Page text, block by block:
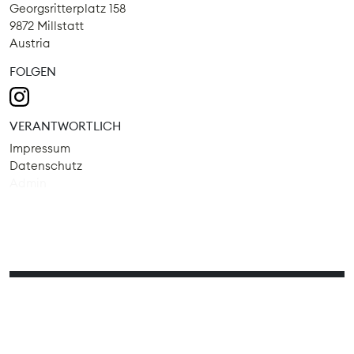
Georgsritterplatz 158
9872 Millstatt
Austria
FOLGEN
VERANTWORTLICH
Impressum
Datenschutz